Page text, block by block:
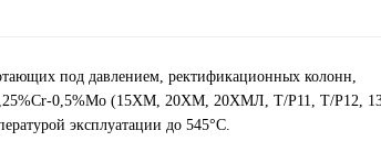
под давлением, ректификационных колонн,
0,5%Mo (15ХМ, 20ХМ, 20ХМЛ, T/P11, T/P12,
эксплуатации до 545°С.